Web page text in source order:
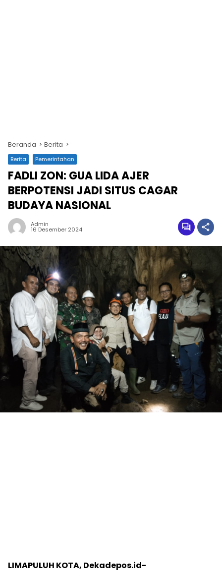
Beranda Berita
Berita Pemerintahan
FADLI ZON: GUA LIDA AJER
BERPOTENSI JADI SITUS CAGAR
BUDAYA NASIONAL
Admin
16 Desember 2024
LIMAPULUH KOTA, Dekadepos.id-